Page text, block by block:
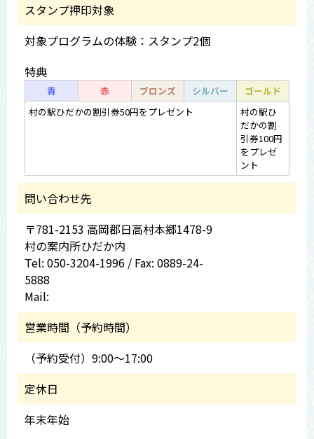
スタンプ押印対象
対象プログラムの体験：スタンプ2個
特典
青 赤 ブロンズ シルバー
ゴールド
村の駅ひだかの割引券50円をプレゼント
村の駅ひ
だかの割
引券100円
をプレゼ
ント
問い合わせ先
〒781-2153 高岡郡日高村本郷1478-9
村の案内所ひだか内
Tel: 050-3204-1996 / Fax: 0889-24-
5888
Mail:
営業時間（予約時間）
（予約受付）9:00～17:00
定休日
年末年始